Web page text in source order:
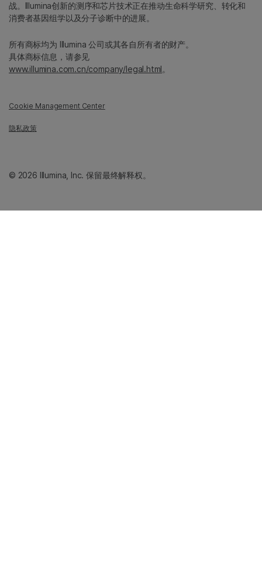
战。Illumina创新的测序和芯片技术正在推动生命科学研究、转化和
消费者基因组学以及分子诊断中的进展。
所有商标均为 Illumina 公司或其各自所有者的财产。
具体商标信息，请参见
www.illumina.com.cn/company/legal.html。
Cookie Management Center
隐私政策
© 2026 Illumina, Inc. 保留最终解释权。